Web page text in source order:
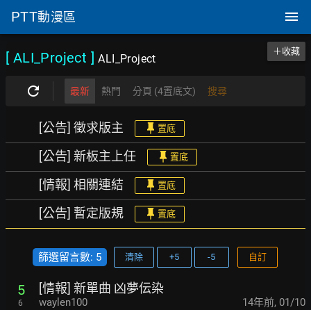
PTT動漫區
[ ALI_Project ]ALI_Project
＋收藏
最新 熱門 分頁 (4置底文) 搜尋
[公告] 徵求版主 置底
[公告] 新板主上任 置底
[情報] 相關連結 置底
[公告] 暫定版規 置底
篩選留言數: 5 清除 +5 -5 自訂
5
6
[情報] 新單曲 凶夢伝染
waylen100 14年前, 01/10